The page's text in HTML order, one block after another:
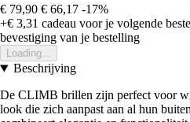
€ 79,90 € 66,17 -17%
+€ 3,31 cadeau voor je volgende
bevestiging van je bestelling
Loading...
Beschrijving
De CLIMB brillen zijn perfect voor
look die zich aanpast aan al hun